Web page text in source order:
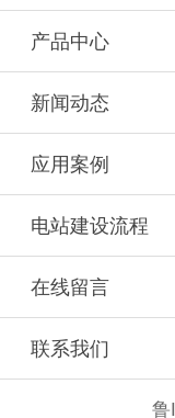
产品中心
新闻动态
应用案例
电站建设流程
在线留言
联系我们
鲁